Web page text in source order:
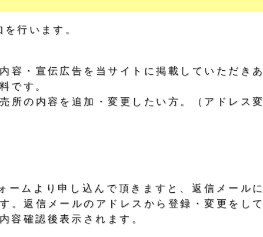
行います。
容・宣伝広告を当サイトに掲載していただきあ
です。
所の内容を追加・変更したい方。（アドレス変
ムより申し込んで頂きますと、返信メールに
。返信メールのアドレスから登録・変更をして
容確認後表示されます。